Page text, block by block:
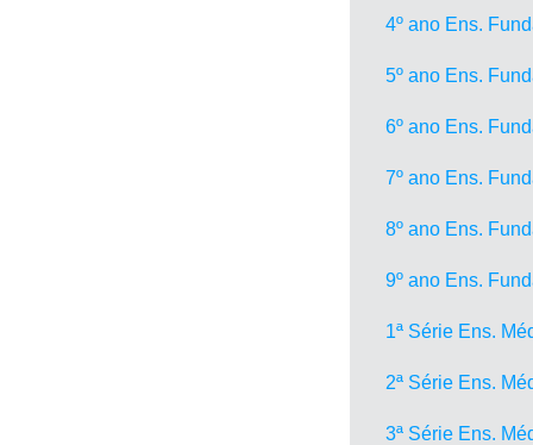
4º ano Ens.
5º ano Ens.
6º ano Ens.
7º ano Ens.
8º ano Ens.
9º ano Ens.
1ª Série Ens.
2ª Série Ens.
3ª Série Ens.